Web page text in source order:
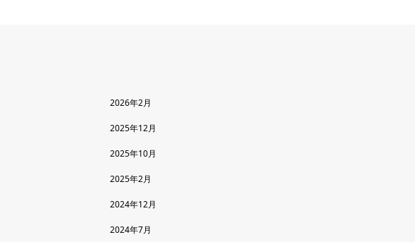
2026年2月
2025年12月
2025年10月
2025年2月
2024年12月
2024年7月